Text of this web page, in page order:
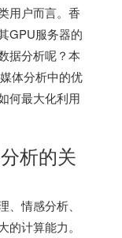
用户而言。香
GPU服务器的
据分析呢？本
体分析中的优
何最大化利用
析的关
情感分析、
计算能力。